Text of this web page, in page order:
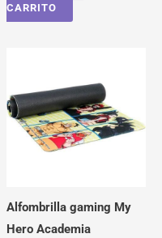
CARRITO
Alfombrilla gaming My
Hero Academia